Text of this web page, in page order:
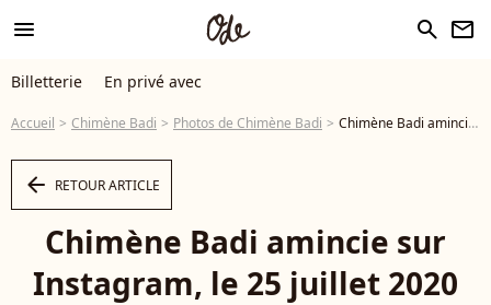
menu search newsletter
Billetterie En privé avec
Accueil Chimène Badi Photos de Chimène Badi Chimène Badi amincie sur Instagram, le 25 juillet 2020 - Photo
arrow_left RETOUR ARTICLE
Chimène Badi amincie sur
Instagram, le 25 juillet 2020